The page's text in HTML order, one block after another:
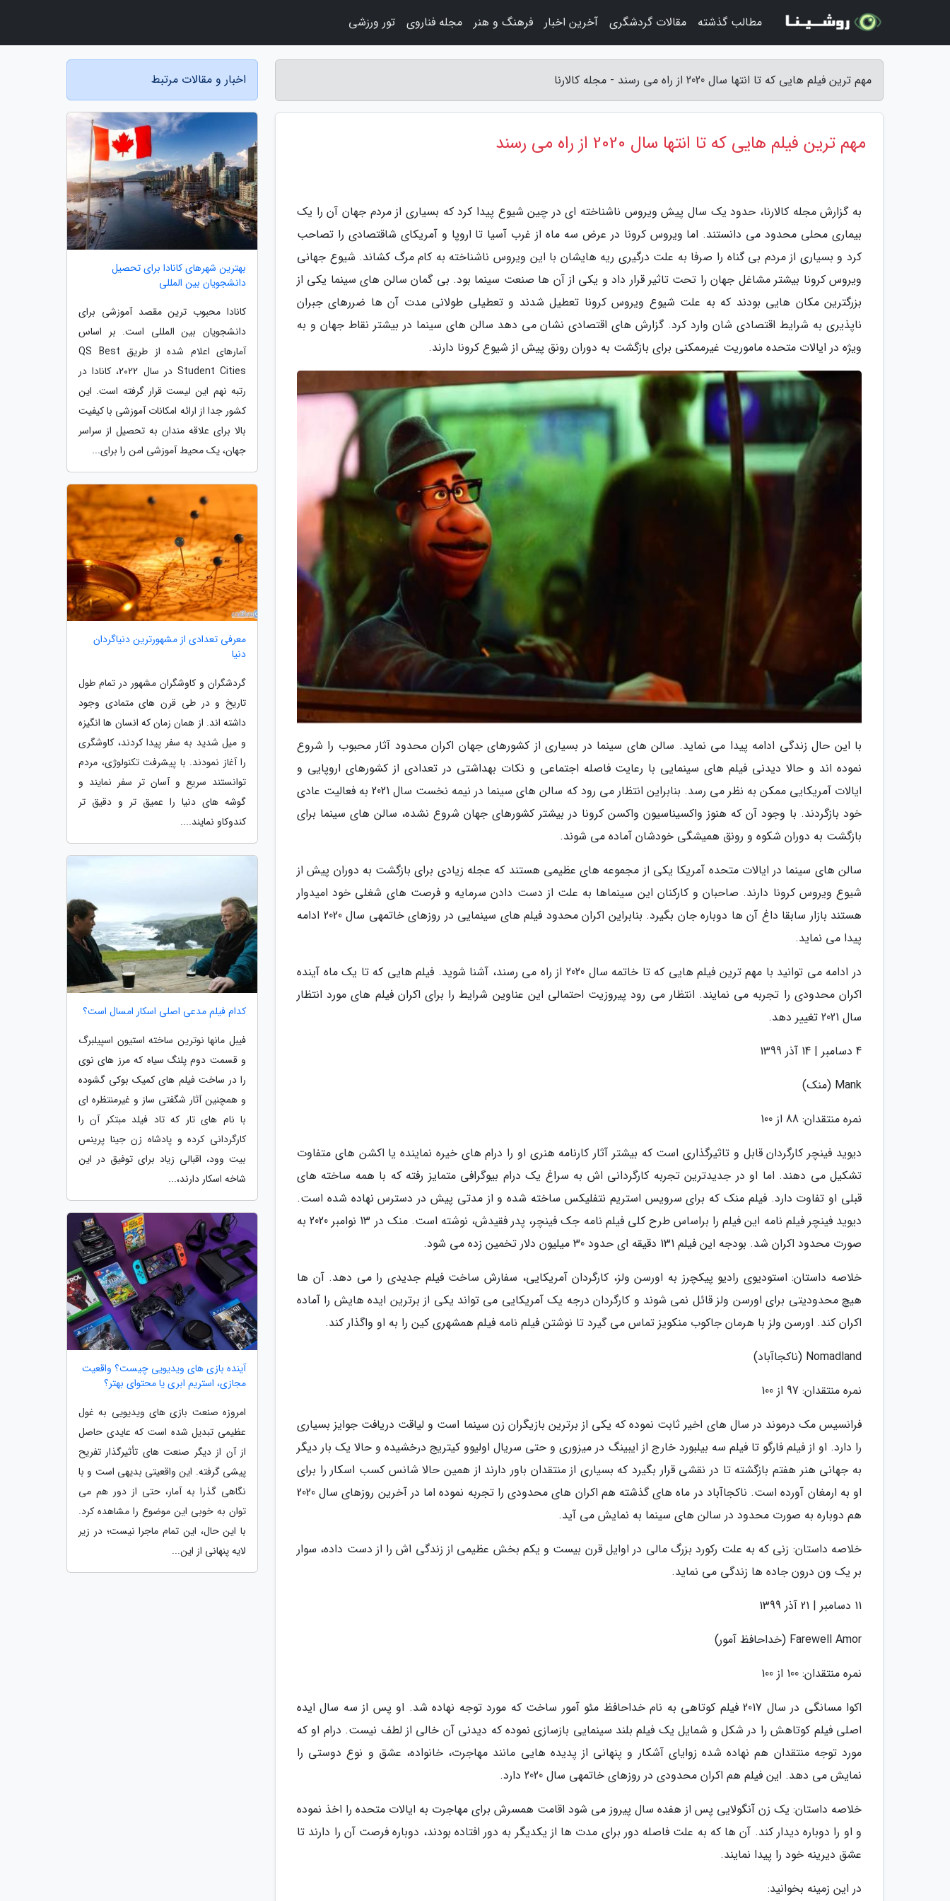
مهم ترین فیلم هایی که تا انتها سال 2020 از راه می رسند - مجله کالارنا
مهم ترین فیلم هایی که تا انتها سال 2020 از راه می رسند
به گزارش مجله کالارنا، حدود یک سال پیش ویروس ناشناخته ای در چین شیوع پیدا کرد که بسیاری از مردم جهان آن را یک
بیماری محلی محدود می دانستند. اما ویروس کرونا در عرض سه ماه از غرب آسیا تا اروپا و آمریکای شاقتصادی را تصاحب
کرد و بسیاری از مردم بی گناه را صرفا به علت درگیری ریه هایشان با این ویروس ناشناخته به کام مرگ کشاند. شیوع جهانی
ویروس کرونا بیشتر مشاغل جهان را تحت تاثیر قرار داد و یکی از آن ها صنعت سینما بود. بی گمان سالن های سینما یکی از
بزرگترین مکان هایی بودند که به علت شیوع ویروس کرونا تعطیل شدند و تعطیلی طولانی مدت آن ها ضررهای جبران
ناپذیری به شرایط اقتصادی شان وارد کرد. گزارش های اقتصادی نشان می دهد سالن های سینما در بیشتر نقاط جهان و به
ویژه در ایالات متحده ماموریت غیرممکنی برای بازگشت به دوران رونق پیش از شیوع کرونا دارند.
با این حال زندگی ادامه پیدا می نماید. سالن های سینما در بسیاری از کشورهای جهان اکران محدود آثار محبوب را شروع
نموده اند و حالا دیدنی فیلم های سینمایی با رعایت فاصله اجتماعی و نکات بهداشتی در تعدادی از کشورهای اروپایی و
ایالات آمریکایی ممکن به نظر می رسد. بنابراین انتظار می رود که سالن های سینما در نیمه نخست سال 2021 به فعالیت عادی
خود بازگردند. با وجود آن که هنوز واکسیناسیون واکسن کرونا در بیشتر کشورهای جهان شروع نشده، سالن های سینما برای
بازگشت به دوران شکوه و رونق همیشگی خودشان آماده می شوند.
سالن های سینما در ایالات متحده آمریکا یکی از مجموعه های عظیمی هستند که عجله زیادی برای بازگشت به دوران پیش از
شیوع ویروس کرونا دارند. صاحبان و کارکنان این سینماها به علت از دست دادن سرمایه و فرصت های شغلی خود امیدوار
هستند بازار سابقا داغ آن ها دوباره جان بگیرد. بنابراین اکران محدود فیلم های سینمایی در روزهای خاتمهی سال 2020 ادامه
پیدا می نماید.
در ادامه می توانید با مهم ترین فیلم هایی که تا خاتمه سال 2020 از راه می رسند، آشنا شوید. فیلم هایی که تا یک ماه آینده
اکران محدودی را تجربه می نمایند. انتظار می رود پیروزیت احتمالی این عناوین شرایط را برای اکران فیلم های مورد انتظار
سال 2021 تغییر دهد.
4 دسامبر | 14 آذر 1399
Mank (منک)
نمره منتقدان: 88 از 100
دیوید فینچر کارگردان قابل و تاثیرگذاری است که بیشتر آثار کارنامه هنری او را درام های خیره نماینده یا اکشن های متفاوت
تشکیل می دهند. اما او در جدیدترین تجربه کارگردانی اش به سراغ یک درام بیوگرافی متمایز رفته که با همه ساخته های
قبلی او تفاوت دارد. فیلم منک که برای سرویس استریم نتفلیکس ساخته شده و از مدتی پیش در دسترس نهاده شده است.
دیوید فینچر فیلم نامه این فیلم را براساس طرح کلی فیلم نامه جک فینچر، پدر فقیدش، نوشته است. منک در 13 نوامبر 2020 به
صورت محدود اکران شد. بودجه این فیلم 131 دقیقه ای حدود 30 میلیون دلار تخمین زده می شود.
خلاصه داستان: استودیوی رادیو پیکچرز به اورسن ولز، کارگردان آمریکایی، سفارش ساخت فیلم جدیدی را می دهد. آن ها
هیچ محدودیتی برای اورسن ولز قائل نمی شوند و کارگردان درجه یک آمریکایی می تواند یکی از برترین ایده هایش را آماده
اکران کند. اورسن ولز با هرمان جاکوب منکویز تماس می گیرد تا نوشتن فیلم نامه فیلم همشهری کین را به او واگذار کند.
Nomadland (ناکجاآباد)
نمره منتقدان: 97 از 100
فرانسیس مک درموند در سال های اخیر ثابت نموده که یکی از برترین بازیگران زن سینما است و لیاقت دریافت جوایز بسیاری
را دارد. او از فیلم فارگو تا فیلم سه بیلبورد خارج از ایبینگ در میزوری و حتی سریال اولیوو کیتریج درخشیده و حالا یک بار دیگر
به جهانی هنر هفتم بازگشته تا در نقشی قرار بگیرد که بسیاری از منتقدان باور دارند از همین حالا شانس کسب اسکار را برای
او به ارمغان آورده است. ناکجاآباد در ماه های گذشته هم اکران های محدودی را تجربه نموده اما در آخرین روزهای سال 2020
هم دوباره به صورت محدود در سالن های سینما به نمایش می آید.
خلاصه داستان: زنی که به علت رکورد بزرگ مالی در اوایل قرن بیست و یکم بخش عظیمی از زندگی اش را از دست داده، سوار
بر یک ون درون جاده ها زندگی می نماید.
11 دسامبر | 21 آذر 1399
Farewell Amor (خداحافظ آمور)
نمره منتقدان: 100 از 100
اکوا مسانگی در سال 2017 فیلم کوتاهی به نام خداحافظ مئو آمور ساخت که مورد توجه نهاده شد. او پس از سه سال ایده
اصلی فیلم کوتاهش را در شکل و شمایل یک فیلم بلند سینمایی بازسازی نموده که دیدنی آن خالی از لطف نیست. درام او که
مورد توجه منتقدان هم نهاده شده زوایای آشکار و پنهانی از پدیده هایی مانند مهاجرت، خانواده، عشق و نوع دوستی را
نمایش می دهد. این فیلم هم اکران محدودی در روزهای خاتمهی سال 2020 دارد.
خلاصه داستان: یک زن آنگولایی پس از هفده سال پیروز می شود اقامت همسرش برای مهاجرت به ایالات متحده را اخذ نموده
و او را دوباره دیدار کند. آن ها که به علت فاصله دور برای مدت ها از یکدیگر به دور افتاده بودند، دوباره فرصت آن را دارند تا
عشق دیرینه خود را پیدا نمایند.
در این زمینه بخوانید:
اخبار و مقالات مرتبط
بهترین شهرهای کانادا برای تحصیل
دانشجویان بین المللی
کانادا محبوب ترین مقصد آموزشی برای
دانشجویان بین المللی است. بر اساس
آمارهای اعلام شده از طریق QS Best
Student Cities در سال 2022، کانادا در
رتبه نهم این لیست قرار گرفته است. این
کشور جدا از ارائه امکانات آموزشی با کیفیت
بالا برای علاقه مندان به تحصیل از سراسر
جهان، یک محیط آموزشی امن را برای...
معرفی تعدادی از مشهورترین دنیاگردان
دنیا
گردشگران و کاوشگران مشهور در تمام طول
تاریخ و در طی قرن های متمادی وجود
داشته اند. از همان زمان که انسان ها انگیزه
و میل شدید به سفر پیدا کردند، کاوشگری
را آغاز نمودند. با پیشرفت تکنولوژی، مردم
توانستند سریع و آسان تر سفر نمایند و
گوشه های دنیا را عمیق تر و دقیق تر
کندوکاو نمایند....
کدام فیلم مدعی اصلی اسکار امسال است؟
فیبل مانها نوترین ساخته استیون اسپیلبرگ
و قسمت دوم پلنگ سیاه که مرز های نوی
را در ساخت فیلم های کمیک بوکی گشوده
و همچنین آثار شگفتی ساز و غیرمنتظره ای
با نام های تار که تاد فیلد مبتکر آن را
کارگردانی کرده و پادشاه زن جینا پرینس
بیت وود، اقبالی زیاد برای توفیق در این
شاخه اسکار دارند،...
آینده بازی های ویدیویی چیست؟ واقعیت
مجازی، استریم ابری یا محتوای بهتر؟
امروزه صنعت بازی های ویدیویی به غول
عظیمی تبدیل شده است که عایدی حاصل
از آن از دیگر صنعت های تأثیرگذار تفریح
پیشی گرفته. این واقعیتی بدیهی است و با
نگاهی گذرا به آمار، حتی از دور هم می
توان به خوبی این موضوع را مشاهده کرد.
با این حال، این تمام ماجرا نیست؛ در زیر
لایه پنهانی از این...
مطالب گذشته مقالات گردشگری آخرین اخبار فرهنگ و هنر مجله فناروی تور ورزشی